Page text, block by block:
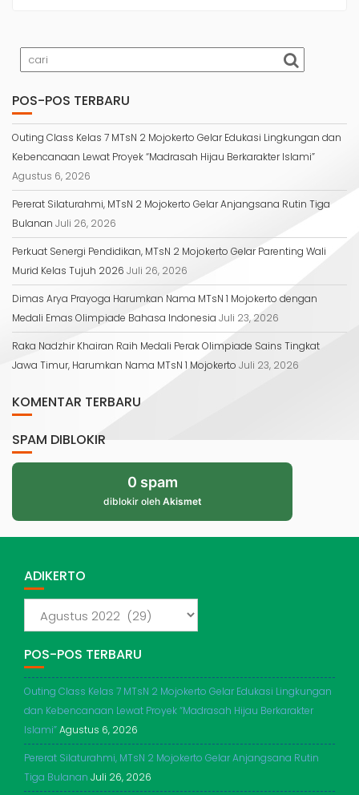
POS-POS TERBARU
Outing Class Kelas 7 MTsN 2 Mojokerto Gelar Edukasi Lingkungan dan
Kebencanaan Lewat Proyek “Madrasah Hijau Berkarakter Islami”
Agustus 6, 2026
Pererat Silaturahmi, MTsN 2 Mojokerto Gelar Anjangsana Rutin Tiga
Bulanan Juli 26, 2026
Perkuat Senergi Pendidikan, MTsN 2 Mojokerto Gelar Parenting Wali
Murid Kelas Tujuh 2026 Juli 26, 2026
Dimas Arya Prayoga Harumkan Nama MTsN 1 Mojokerto dengan
Medali Emas Olimpiade Bahasa Indonesia Juli 23, 2026
Raka Nadzhir Khairan Raih Medali Perak Olimpiade Sains Tingkat
Jawa Timur, Harumkan Nama MTsN 1 Mojokerto Juli 23, 2026
KOMENTAR TERBARU
SPAM DIBLOKIR
0 spam
diblokir oleh Akismet
ADIKERTO
POS-POS TERBARU
Outing Class Kelas 7 MTsN 2 Mojokerto Gelar Edukasi Lingkungan
dan Kebencanaan Lewat Proyek “Madrasah Hijau Berkarakter
Islami”Agustus 6, 2026
Pererat Silaturahmi, MTsN 2 Mojokerto Gelar Anjangsana Rutin
Tiga Bulanan Juli 26, 2026